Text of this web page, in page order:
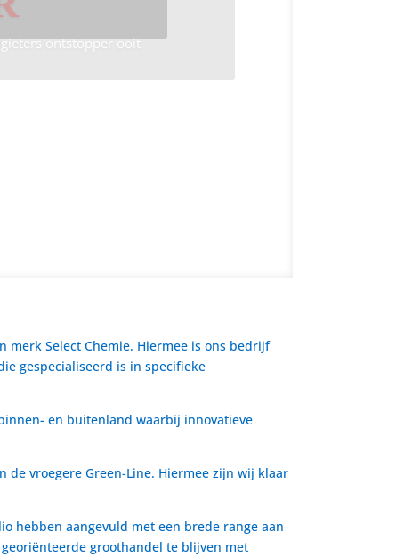
ontstopper ooit
merk Select Chemie. Hiermee is ons bedrijf
gespecialiseerd is in specifieke
en buitenland waarbij innovatieve
vroegere Green-Line. Hiermee zijn wij klaar
hebben aangevuld met een brede range aan
groothandel te blijven met